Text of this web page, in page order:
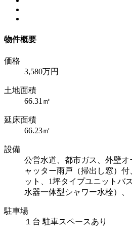
物件概要
価格
3,580万円
土地面積
66.31㎡
延床面積
66.23㎡
設備
公営水道、都市ガス、外壁
ャッター雨戸（掃出し窓）
ット、1坪タイプユニットバ
水器一体型シャワー水栓）、
駐車場
１台 駐車スペースあり